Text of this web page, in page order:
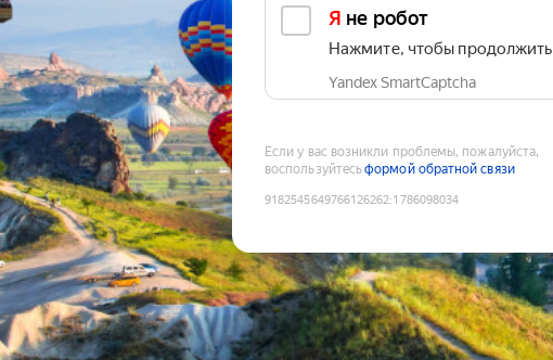
Я не робот
Нажмите, чтобы продолжить
Yandex SmartCaptcha
Если у вас возникли проблемы, пожалуйста,
воспользуйтесьформой обратной связи
9182545649766126262:1786098034